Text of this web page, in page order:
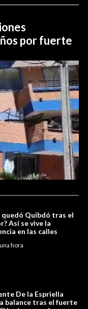
por fuerte
quedó Quibdó tras el
Así se vive la
en las calles
una hora
De la Espriella
balance tras el fuerte